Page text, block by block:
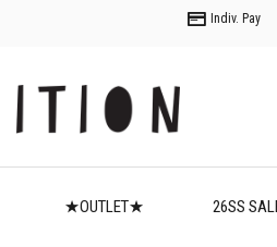
Indiv. Pay
★OUTLET★ 26SS